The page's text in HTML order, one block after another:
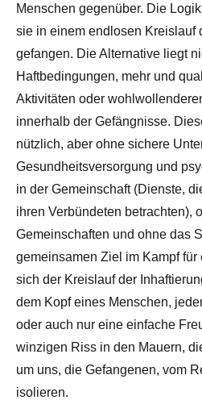
Menschen gegenüber. Die
sie in einem endlosen Kreislauf
gefangen. Die Alternative liegt
Haftbedingungen, mehr und
Aktivitäten oder
innerhalb der Gefängnisse.
nützlich, aber ohne sichere
Gesundheitsversorgung und
in der Gemeinschaft (Dienste,
ihren Verbündeten betrachten),
Gemeinschaften und ohne das
gemeinsamen Ziel im Kampf für
sich der Kreislauf der
dem Kopf eines Menschen,
oder auch nur eine einfache
winzigen Riss in den Mauern,
um uns, die Gefangenen, vom
isolieren.